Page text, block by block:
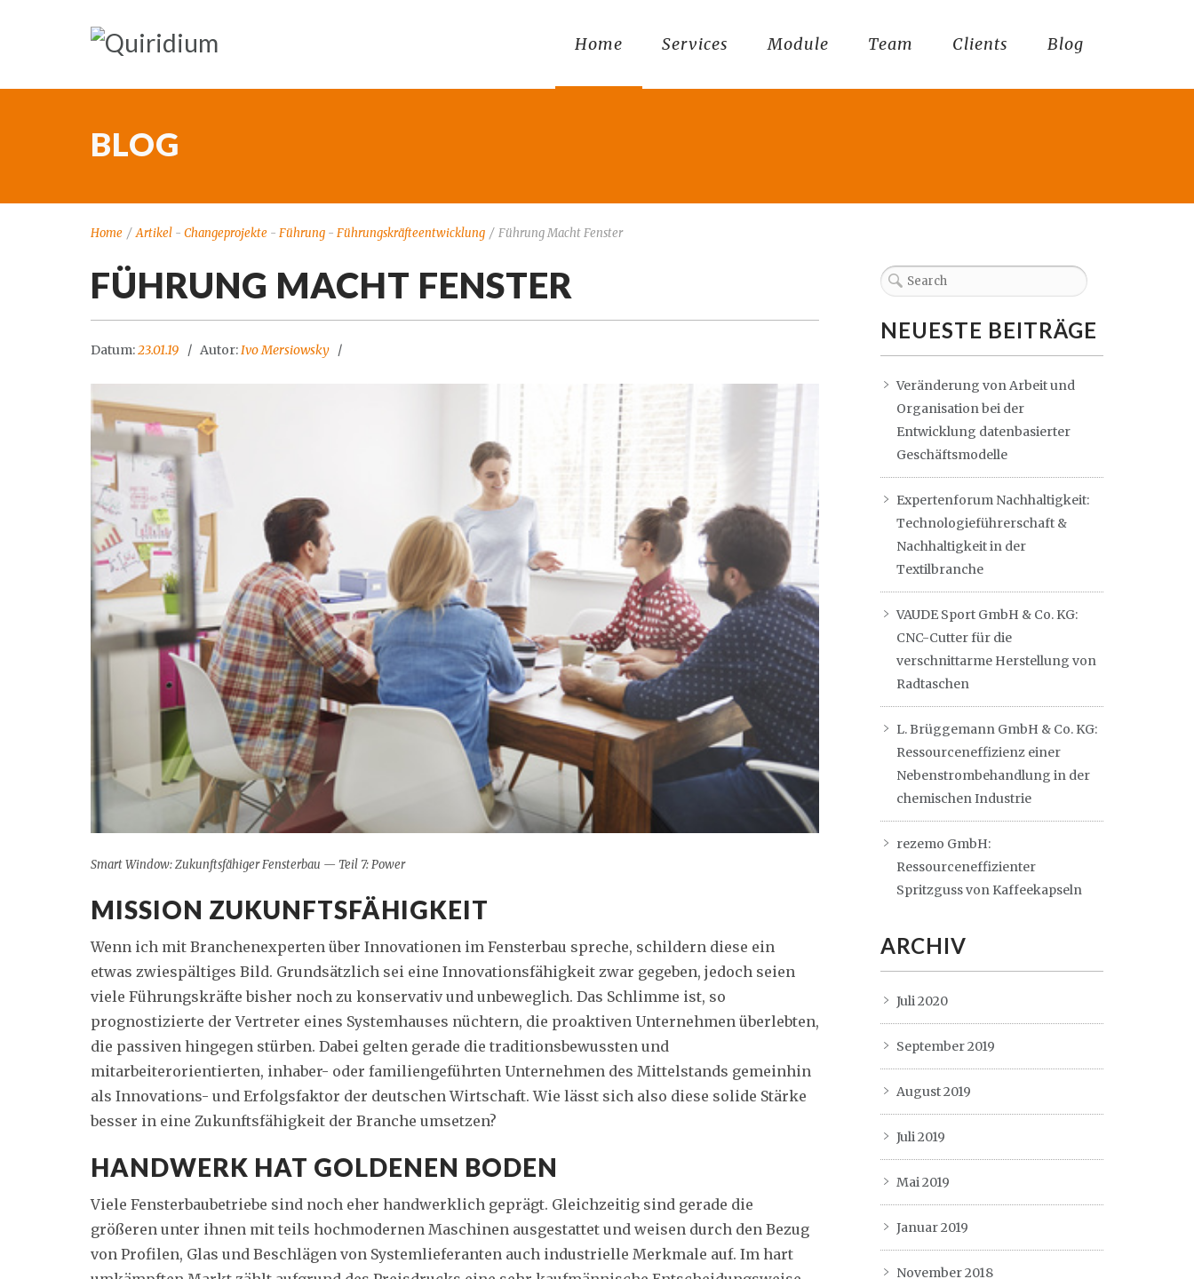
Home Services Module Team Clients Blog
BLOG
Home / Artikel - Changeprojekte - Führung - Führungskräfteentwicklung / Führung Macht Fenster
FÜHRUNG MACHT FENSTER
Datum:23.01.19 Autor:Ivo Mersiowsky
Smart Window: Zukunftsfähiger Fensterbau — Teil 7: Power
MISSION ZUKUNFTSFÄHIGKEIT
Wenn ich mit Branchenexperten über Innovationen im Fensterbau spreche, schildern diese ein
etwas zwiespältiges Bild. Grundsätzlich sei eine Innovationsfähigkeit zwar gegeben, jedoch seien
viele Führungskräfte bisher noch zu konservativ und unbeweglich. Das Schlimme ist, so
prognostizierte der Vertreter eines Systemhauses nüchtern, die proaktiven Unternehmen überlebten,
die passiven hingegen stürben. Dabei gelten gerade die traditionsbewussten und
mitarbeiterorientierten, inhaber- oder familiengeführten Unternehmen des Mittelstands gemeinhin
als Innovations- und Erfolgsfaktor der deutschen Wirtschaft. Wie lässt sich also diese solide Stärke
besser in eine Zukunftsfähigkeit der Branche umsetzen?
HANDWERK HAT GOLDENEN BODEN
Viele Fensterbaubetriebe sind noch eher handwerklich geprägt. Gleichzeitig sind gerade die
größeren unter ihnen mit teils hochmodernen Maschinen ausgestattet und weisen durch den Bezug
von Profilen, Glas und Beschlägen von Systemlieferanten auch industrielle Merkmale auf. Im hart
NEUESTE BEITRÄGE
Veränderung von Arbeit und
Organisation bei der
Entwicklung datenbasierter
Geschäftsmodelle
Expertenforum Nachhaltigkeit:
Technologieführerschaft &
Nachhaltigkeit in der
Textilbranche
VAUDE Sport GmbH & Co. KG:
CNC-Cutter für die
verschnittarme Herstellung von
Radtaschen
L. Brüggemann GmbH & Co. KG:
Ressourceneffizienz einer
Nebenstrombehandlung in der
chemischen Industrie
rezemo GmbH:
Ressourceneffizienter
Spritzguss von Kaffeekapseln
ARCHIV
Juli 2020
September 2019
August 2019
Juli 2019
Mai 2019
Januar 2019
November 2018